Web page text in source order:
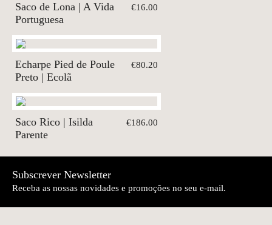
Saco de Lona | A Vida
Portuguesa
€16.00
Echarpe Pied de Poule
Preto | Ecolã
€80.20
Saco Rico | Isilda
Parente
€186.00
Subscrever Newsletter
Receba as nossas novidades e promoções no seu e-mail.